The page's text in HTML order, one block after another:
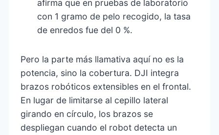
afirma que en pruebas de laboratorio
con 1 gramo de pelo recogido, la tasa
de enredos fue del 0 %.
Pero la parte más llamativa aquí no es la
potencia, sino la cobertura. DJI integra
brazos robóticos extensibles en el frontal.
En lugar de limitarse al cepillo lateral
girando en círculo, los brazos se
despliegan cuando el robot detecta un